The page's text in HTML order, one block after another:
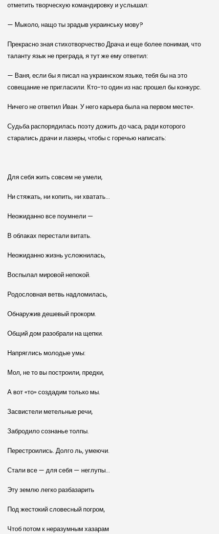
отметить творческую командировку и услышал:
— Мыколо, нащо ты зрадыв украинську мову?
Прекрасно зная стихотворчество Драча и еще более понимая, что
таланту язык не преграда, я тут же ему ответил:
— Ваня, если бы я писал на украинском языке, тебя бы на это
совещание не пригласили. Кто-то один из нас прошел бы конкурс.
Ничего не ответил Иван. У него карьера была на первом месте».
Судьба распорядилась поэту дожить до часа, ради которого
старались драчи и лазеры, чтобы с горечью написать:
Для себя жить совсем не умели,
Ни стяжать, ни копить, ни хватать…
Неожиданно все поумнели —
В облаках перестали витать.
Неожиданно жизнь усложнилась,
Воспылал мировой непокой.
Родословная ветвь надломилась,
Обнаружив дешевый прокорм.
Общий дом разобрали на щепки.
Напряглись молодые умы:
Мол, не то вы построили, предки,
А вот «то» создадим только мы.
Засвистели метельные речи,
Забродило сознанье толпы.
Перестроились. Долго ль, умеючи.
Стали все — для себя — неглупы…
Эту землю легко разбазарить
Под жестокий словесный погром,
Чтоб потом к неразумным хазарам